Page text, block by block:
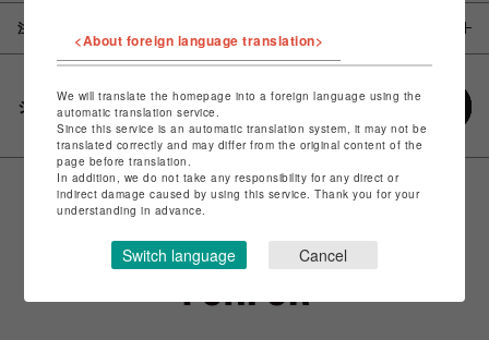
注意事項
シェアする
<About foreign language translation>
We will translate the homepage into a foreign language using the
automatic translation service.
Since this service is an automatic translation system, it may not be
translated correctly and may differ from the original content of the
page before translation.
In addition, we do not take any responsibility for any direct or
indirect damage caused by using this service. Thank you for your
understanding in advance.
Switch language Cancel